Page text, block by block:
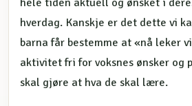
hverdag. Kanskje er det dette vi
barna får bestemme at «nå leker
aktivitet fri for voksnes ønsker og
skal gjøre at hva de skal lære.